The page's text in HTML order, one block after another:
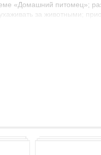
«Домашний питомец»;
за животными;